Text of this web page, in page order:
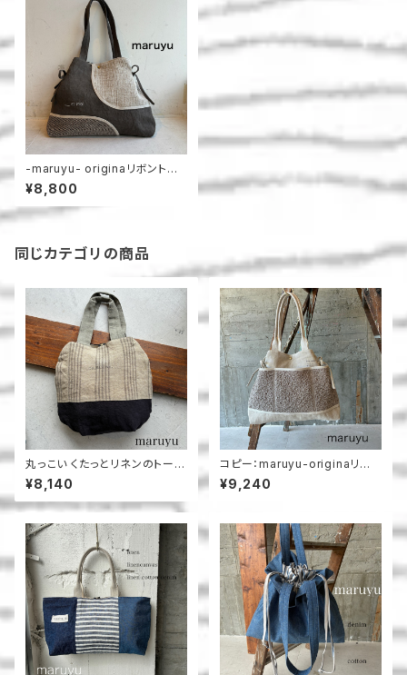
-maruyu- originaリボントー
ト
¥8,800
同じカテゴリの商品
丸っこい くたっとリネンのトート
＿maruyu
¥8,140
コピー：maruyu-originaリボ
ントート
¥9,240